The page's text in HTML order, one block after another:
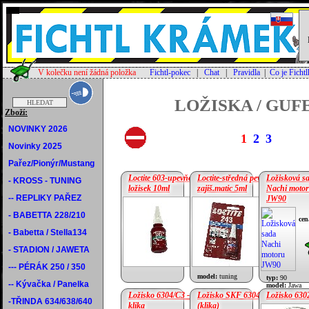
V kolečku není žádná položka Fichtl-pokec Chat| Pravidla Co je
Zboží:
NOVINKY 2026
Novinky 2025
Pařez/Pionýr/Mustang
- KROSS - TUNING
-- REPLIKY PAŘEZ
- BABETTA 228/210
- Babetta / Stella134
- STADION / JAWETA
--- PÉRÁK 250 / 350
-- Kývačka / Panelka
-TŘINDA 634/638/640
LOŽISKA /
1 2 3
Loctite 603-upevňování
ložisek 10ml
cena:420 Kč
Loctite-středná pevnost
zajiš.matic 5ml
cena:
model: tuning
Ložisková
Nachi
JW90
typ: 90
model:Jawa
Ložisko 6304/C3 -
klika
Ložisko SKF 6304C3
(klika)
Ložisko